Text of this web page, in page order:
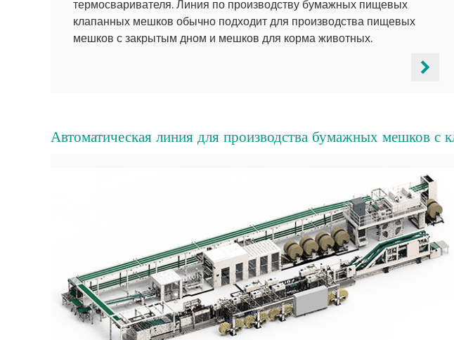
термосваривателя. Линия по производству бумажных пищевых
клапанных мешков обычно подходит для производства пищевых
мешков с закрытым дном и мешков для корма животных.
Автоматическая линия для производства бумажных мешков с